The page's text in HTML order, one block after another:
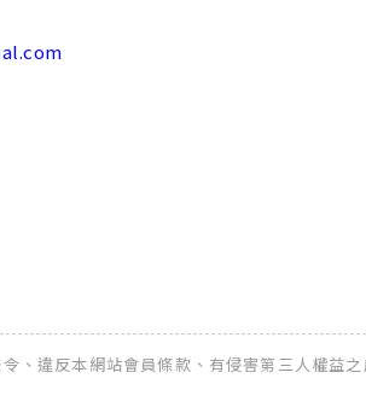
、違反本網站會員條款、有侵害第三人權益